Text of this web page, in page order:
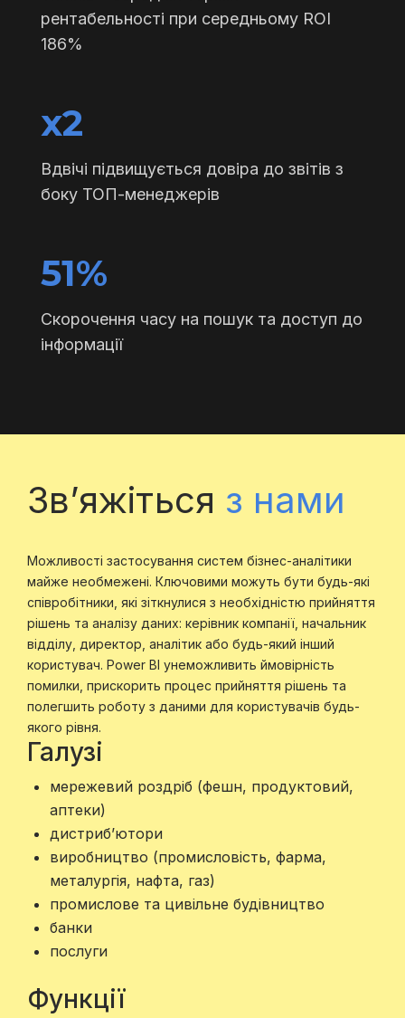
рентабельності при середньому ROI
186%
х2
Вдвічі підвищується довіра до звітів з
боку ТОП-менеджерів
51%
Скорочення часу на пошук та доступ до
інформації
Зв’яжіться з нами
Можливості застосування систем бізнес-аналітики
майже необмежені. Ключовими можуть бути будь-які
співробітники, які зіткнулися з необхідністю прийняття
рішень та аналізу даних: керівник компанії, начальник
відділу, директор, аналітик або будь-який інший
користувач. Power BI унеможливить ймовірність
помилки, прискорить процес прийняття рішень та
полегшить роботу з даними для користувачів будь-
якого рівня.
Галузі
мережевий роздріб (фешн, продуктовий,
аптеки)
дистриб’ютори
виробництво (промисловість, фарма,
металургія, нафта, газ)
промислове та цивільне будівництво
банки
послуги
Функції